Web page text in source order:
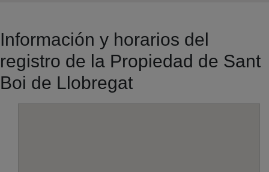
Información y horarios del
registro de la Propiedad de Sant
Boi de Llobregat